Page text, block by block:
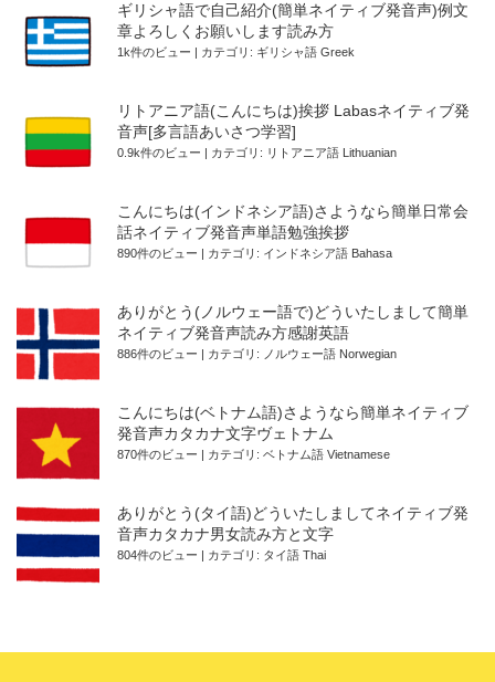
ギリシャ語で自己紹介(簡単ネイティブ発音声)例文
章よろしくお願いします読み方
1k件のビュー カテゴリ: ギリシャ語 Greek
リトアニア語(こんにちは)挨拶 Labasネイティブ発
音声[多言語あいさつ学習]
0.9k件のビュー カテゴリ: リトアニア語 Lithuanian
こんにちは(インドネシア語)さようなら簡単日常会
話ネイティブ発音声単語勉強挨拶
890件のビュー カテゴリ: インドネシア語 Bahasa
ありがとう(ノルウェー語で)どういたしまして簡単
ネイティブ発音声読み方感謝英語
886件のビュー カテゴリ: ノルウェー語 Norwegian
こんにちは(ベトナム語)さようなら簡単ネイティブ
発音声カタカナ文字ヴェトナム
870件のビュー カテゴリ: ベトナム語 Vietnamese
ありがとう(タイ語)どういたしましてネイティブ発
音声カタカナ男女読み方と文字
804件のビュー カテゴリ: タイ語 Thai